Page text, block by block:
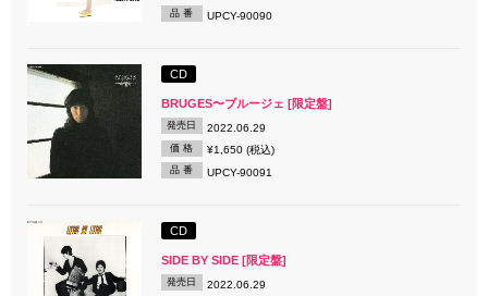
品 番 UPCY-90090
CD
BRUGES〜ブルージェ [限定盤]
発売日 2022.06.29
価 格 ¥1,650 (税込)
品 番 UPCY-90091
CD
SIDE BY SIDE [限定盤]
発売日 2022.06.29